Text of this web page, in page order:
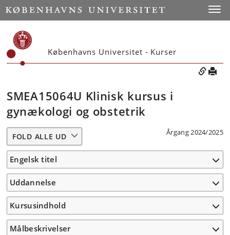
Københavns Universitet - Kurser
SMEA15064U Klinisk kursus i
gynækologi og obstetrik
Årgang 2024/2025
FOLD ALLE UD
Engelsk titel
Uddannelse
Kursusindhold
Målbeskrivelser